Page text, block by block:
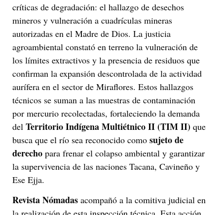
críticas de degradación: el hallazgo de desechos
mineros y vulneración a cuadrículas mineras
autorizadas en el Madre de Dios. La justicia
agroambiental constató en terreno la vulneración de
los límites extractivos y la presencia de residuos que
confirman la expansión descontrolada de la actividad
aurífera en el sector de Miraflores. Estos hallazgos
técnicos se suman a las muestras de contaminación
por mercurio recolectadas, fortaleciendo la demanda
del Territorio Indígena Multiétnico II (TIM II) que
busca que el río sea reconocido como sujeto de
derecho para frenar el colapso ambiental y garantizar
la supervivencia de las naciones Tacana, Cavineño y
Ese Ejja.
Revista Nómadas acompañó a la comitiva judicial en